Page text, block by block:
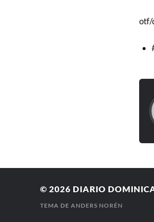
otf/
© 2026 DIARIO
TEMA DE ANDERS NORÉN